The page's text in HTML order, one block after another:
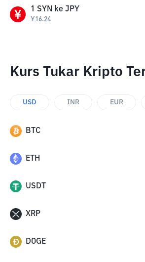
1 SYN ke JPY
¥16.24
Kurs Tukar Kripto
USD INR EUR
BTC
ETH
USDT
XRP
DOGE